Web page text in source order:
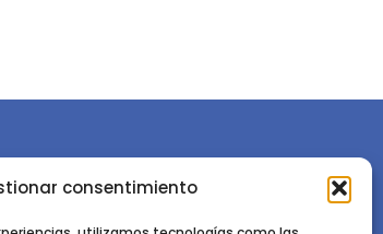
consentimiento
de Ciencias Forestales
de Ciencias Forestales, INIA-CSIC